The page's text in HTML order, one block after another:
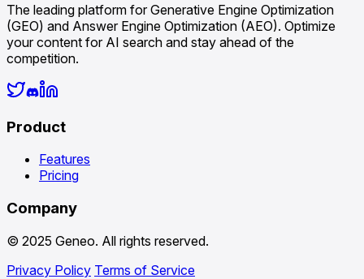
The leading platform for Generative Engine Optimization
(GEO) and Answer Engine Optimization (AEO). Optimize
your content for AI search and stay ahead of the
competition.
Product
Features
Pricing
Company
© 2025 Geneo. All rights reserved.
Privacy Policy Terms of Service